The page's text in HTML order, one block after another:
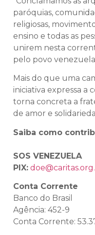
paróquias,
religiosas,
ensino e todas as
unirem nesta
pelo povo
Mais do que uma
iniciativa expressa a
torna concreta a
de amor e
Saiba como
SOS VENEZUELA
PIX:
Conta Corrente
Banco do Brasil
Agência: 452-9
Conta Corrente: